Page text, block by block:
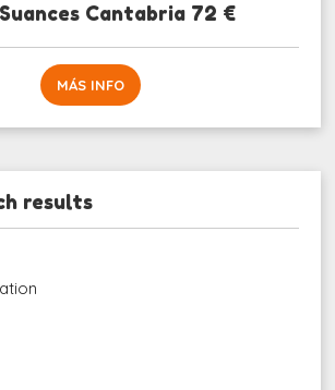
results
Cantabria 72 €
MÁS INFO